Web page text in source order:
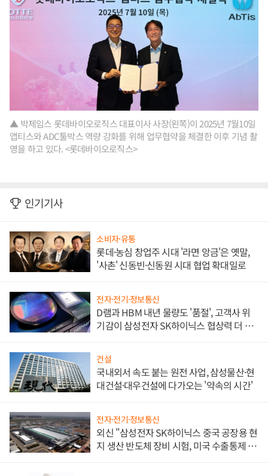
▲ 박제임스 롯데바이오로직스 대표이사 사장(왼쪽)이 2025년 7월10일
앱티스와 ADC툴박스 역량 강화를 위해 업무협약을 체결한 이후 기념 촬
영을 하고 있다. <롯데바이오로직스>
인기기사
소비자·유통
롯데·농심 창업주 시대 '라면 앙금'은 옛말,
'사촌' 신동빈·신동원 시대 협업 확대일로
전자·전기·정보통신
D램과 HBM 내년 물량도 '품절', 고객사 위
기감이 삼성전자 SK하이닉스 협상력 더 키
건설
국내외서 속도 붙는 원전 사업, 삼성물산·현
대건설·대우건설에 다가오는 '약속의 시간'
전자·전기·정보통신
외신 "삼성전자 SK하이닉스 중국 공장용 현
지 생산 반도체 장비 시험, 미국 수출통제 대